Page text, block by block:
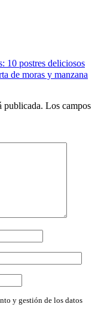
10 postres deliciosos
de moras y manzana
publicada. Los campos
y gestión de los datos